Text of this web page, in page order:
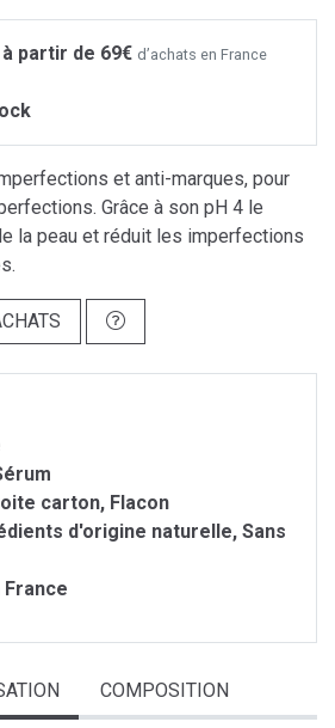
partir de 69€ d’achats en France
et anti-marques, pour
Grâce à son pH 4 le
la peau et réduit les imperfections
carton, Flacon
d'origine naturelle, Sans
France
COMPOSITION